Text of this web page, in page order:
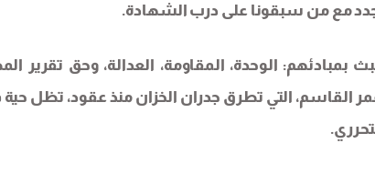
مع من سبقونا على درب الشهادة.
الوحدة، المقاومة، العدالة، وحق تقرير
القاسم، التي تطرق جدران الخزان منذ عقود، تظل حية